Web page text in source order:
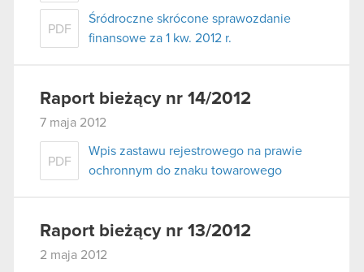
PDF
Śródroczne skrócone sprawozdanie
finansowe za 1 kw. 2012 r.
Raport bieżący nr 14/2012
7 maja 2012
PDF
Wpis zastawu rejestrowego na prawie
ochronnym do znaku towarowego
Raport bieżący nr 13/2012
2 maja 2012